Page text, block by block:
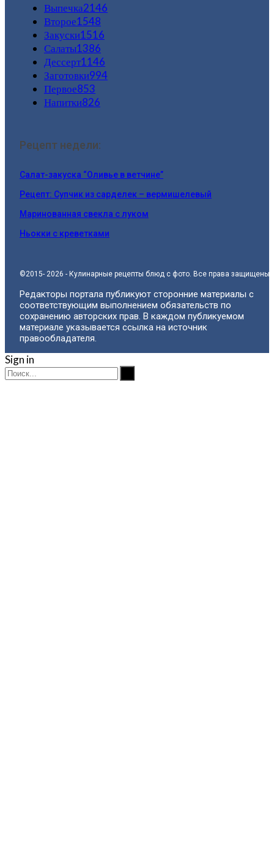
Выпечка2146
Второе1548
Закуски1516
Салаты1386
Дессерт1146
Заготовки994
Первое853
Напитки826
Рецепт недели:
Салат-закуска “Оливье в ветчине”
Рецепт: Супчик из сарделек – вермишелевый
Маринованная свекла с луком
Ньокки с креветками
©2015- 2026 - Кулинарные рецепты блюд с фото. Все права защищены.
Редакторы портала публикуют сторонние материалы с
соответствующим выполнением обязательств по
сохранению авторских прав. В каждом публикуемом
материале указывается ссылка на источник
правообладателя.
Sign in